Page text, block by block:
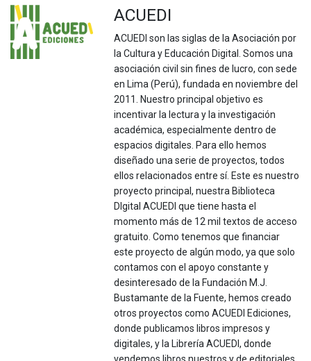
ACUEDI
ACUEDI son las siglas de la Asociación por
la Cultura y Educación Digital. Somos una
asociación civil sin fines de lucro, con sede
en Lima (Perú), fundada en noviembre del
2011. Nuestro principal objetivo es
incentivar la lectura y la investigación
académica, especialmente dentro de
espacios digitales. Para ello hemos
diseñado una serie de proyectos, todos
ellos relacionados entre sí. Este es nuestro
proyecto principal, nuestra Biblioteca
DIgital ACUEDI que tiene hasta el
momento más de 12 mil textos de acceso
gratuito. Como tenemos que financiar
este proyecto de algún modo, ya que solo
contamos con el apoyo constante y
desinteresado de la Fundación M.J.
Bustamante de la Fuente, hemos creado
otros proyectos como ACUEDI Ediciones,
donde publicamos libros impresos y
digitales, y la Librería ACUEDI, donde